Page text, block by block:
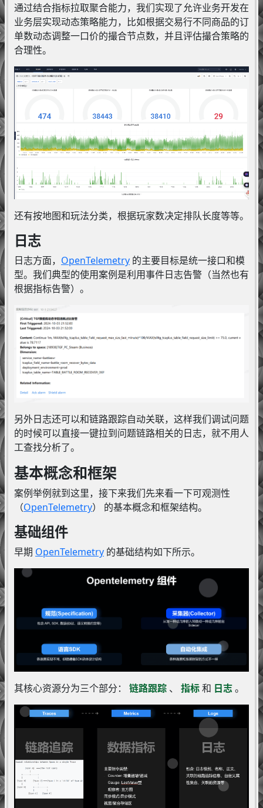
通过结合指标拉取聚合能力，我们实现了允许业务开发在
业务层实现动态策略能力，比如根据交易行不同商品的订
单数动态调整一口价的撮合节点数，并且评估撮合策略的
合理性。
还有按地图和玩法分类，根据玩家数决定排队长度等等。
日志
日志方面， OpenTelemetry的主要目标是统一接口和模
型。我们典型的使用案例是利用事件日志告警（当然也有
根据指标告警）。
另外日志还可以和链路跟踪自动关联，这样我们调试问题
的时候可以直接一键拉到问题链路相关的日志，就不用人
工查找分析了。
基本概念和框架
案例举例就到这里，接下来我们先来看一下可观测性
（OpenTelemetry） 的基本概念和框架结构。
基础组件
早期 OpenTelemetry的基础结构如下所示。
其核心资源分为三个部分： 链路跟踪、 指标和 日志。